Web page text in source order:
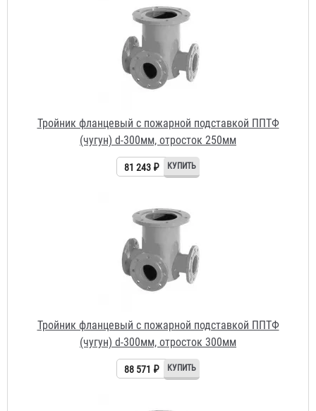
Тройник фланцевый с пожарной подставкой ППТФ
(чугун) d-300мм, отросток 250мм
81 243 ₽
Тройник фланцевый с пожарной подставкой ППТФ
(чугун) d-300мм, отросток 300мм
88 571 ₽